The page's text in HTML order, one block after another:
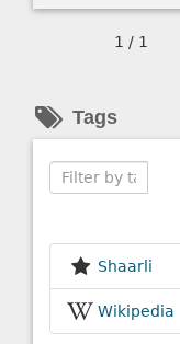
1 / 1
Tags
Shaarli
Wikipedia